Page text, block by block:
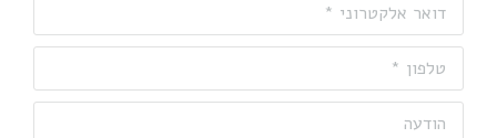
טלפון *
הודעה